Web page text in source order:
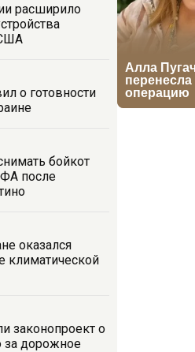
расширило
о готовности
бойкот
после
оказался
климатической
законопроект о
за дорожное